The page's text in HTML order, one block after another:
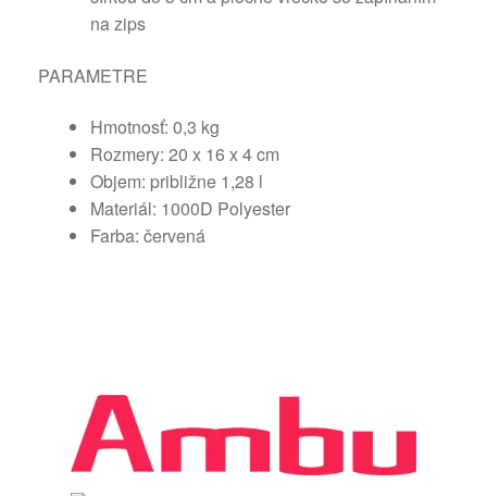
na zips
PARAMETRE
Hmotnosť: 0,3 kg
Rozmery: 20 x 16 x 4 cm
Objem: približne 1,28 l
Materiál: 1000D Polyester
Farba: červená